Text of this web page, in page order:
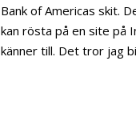
Bank of Americas skit.
kan rösta på en site på
känner till. Det tror jag